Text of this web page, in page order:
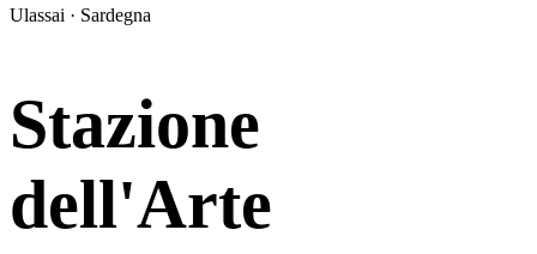
Ulassai · Sardegna
Stazione
dell'Arte